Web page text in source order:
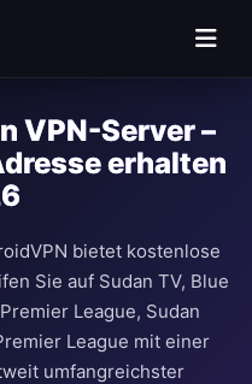
VPN-Server –
erhalten
bietet kostenlose
Sie auf Sudan TV, Blue
League, Sudan
League mit einer
umfangreichster